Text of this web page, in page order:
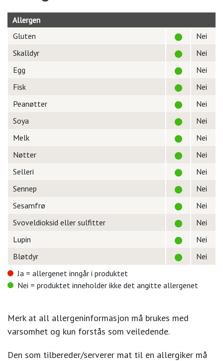
Allergen
Gluten
Nei
Skalldyr
Nei
Egg
Nei
Fisk
Nei
Peanøtter
Nei
Soya
Nei
Melk
Nei
Nøtter
Nei
Selleri
Nei
Sennep
Nei
Sesamfrø
Nei
Svoveldioksid eller sulfitter
Nei
Lupin
Nei
Bløtdyr
Nei
Ja = allergenet inngår i produktet
Nei = produktet inneholder ikke det angitte allergenet
Merk at all allergeninformasjon må brukes med
varsomhet og kun forstås som veiledende.
Den som tilbereder/serverer mat til en allergiker må